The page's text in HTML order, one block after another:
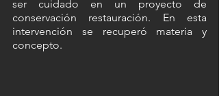
ser cuidado en un proyecto de
conservación restauración. En esta
intervención se recuperó materia y
concepto.